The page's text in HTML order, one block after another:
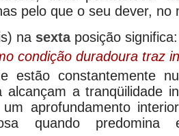
pelo que o seu dever,
na sextaposição significa:
condição duradoura traz
estão constantemente
alcançam a tranqüilidade
aprofundamento
quando